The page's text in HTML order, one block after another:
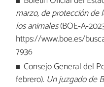
marzo, de protección de
los animales
https://www.boe.es/
7936
Consejo General del
febrero). Un juzgado de